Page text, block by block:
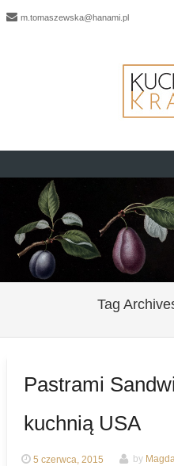
m.tomaszewska@hanami.pl
Skip to content
Tag
Pastrami
kuchnią USA
5 czerwca, 2015 by